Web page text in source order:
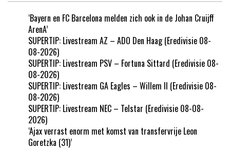
‘Bayern en FC Barcelona melden zich ook in de Johan Cruijff
ArenA’
SUPERTIP: Livestream AZ – ADO Den Haag (Eredivisie 08-
08-2026)
SUPERTIP: Livestream PSV – Fortuna Sittard (Eredivisie 08-
08-2026)
SUPERTIP: Livestream GA Eagles – Willem II (Eredivisie 08-
08-2026)
SUPERTIP: Livestream NEC – Telstar (Eredivisie 08-08-
2026)
‘Ajax verrast enorm met komst van transfervrije Leon
Goretzka (31)’